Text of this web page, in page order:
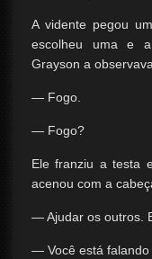
A vidente pegou
escolheu uma e
Grayson a
— Fogo.
— Fogo?
Ele franziu a testa
acenou com a
— Ajudar os outros.
— Você está